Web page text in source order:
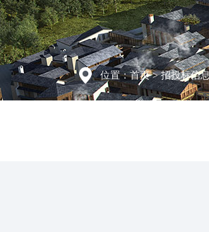
位置：首页>招投标信